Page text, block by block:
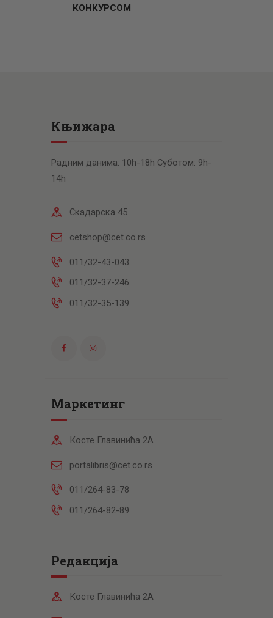
КОНКУРСОМ
Књижара
Радним данима: 10h-18h Суботом: 9h-
14h
Скадарска 45
cetshop@cet.co.rs
011/32-43-043
011/32-37-246
011/32-35-139
Маркетинг
Косте Главинића 2А
portalibris@cet.co.rs
011/264-83-78
011/264-82-89
Редакција
Косте Главинића 2А